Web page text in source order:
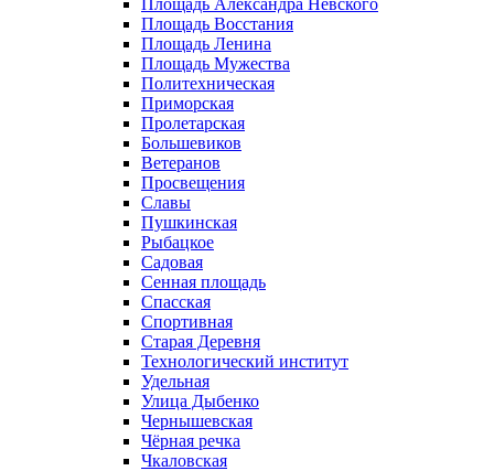
Площадь Александра Невского
Площадь Восстания
Площадь Ленина
Площадь Мужества
Политехническая
Приморская
Пролетарская
Большевиков
Ветеранов
Просвещения
Славы
Пушкинская
Рыбацкое
Садовая
Сенная площадь
Спасская
Спортивная
Старая Деревня
Технологический институт
Удельная
Улица Дыбенко
Чернышевская
Чёрная речка
Чкаловская